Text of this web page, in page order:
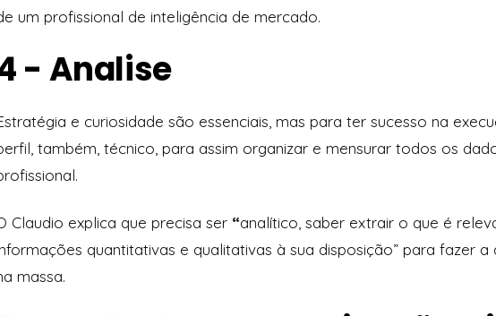
um profissional de inteligência de mercado.
- Analise
e curiosidade são essenciais, mas para ter sucesso na
também, técnico, para assim organizar e mensurar todos os
Claudio explica que precisa ser “analítico, saber extrair o que é
quantitativas e qualitativas à sua disposição” para fazer a
massa.